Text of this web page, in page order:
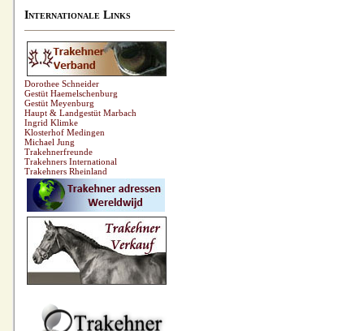
Internationale Links
Dorothee Schneider
Gestüt Haemelschenburg
Gestüt Meyenburg
Haupt & Landgestüt Marbach
Ingrid Klimke
Klosterhof Medingen
Michael Jung
Trakehnerfreunde
Trakehners International
Trakehners Rheinland